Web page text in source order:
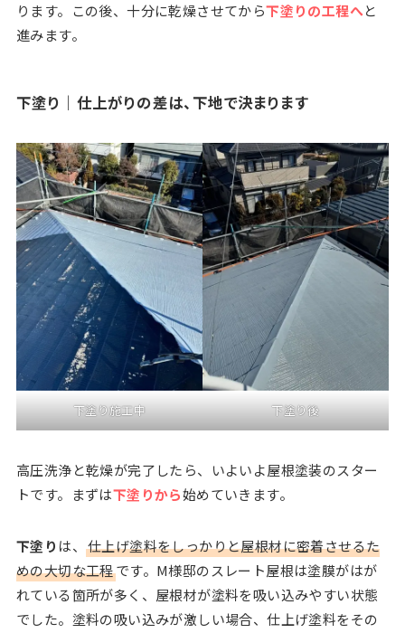
ります。この後、十分に乾燥させてから下塗りの工程へと
進みます。
下塗り｜仕上がりの差は、下地で決まります
下塗り施工中 下塗り後
高圧洗浄と乾燥が完了したら、いよいよ屋根塗装のスター
トです。まずは下塗りから始めていきます。
下塗り は、 仕上げ塗料をしっかりと屋根材に密着させるた
めの大切な工程です。M様邸のスレート屋根は塗膜がはが
れている箇所が多く、屋根材が塗料を吸い込みやすい状態
でした。塗料の吸い込みが激しい場合、仕上げ塗料をその